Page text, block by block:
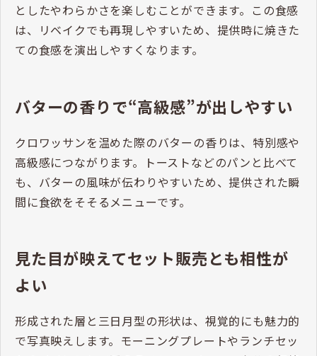
としたやわらかさを楽しむことができます。この食感
は、リベイクでも再現しやすいため、提供時に焼きた
ての食感を演出しやすくなります。
バターの香りで“高級感”が出しやすい
クロワッサンを温めた際のバターの香りは、特別感や
高級感につながります。トーストなどのパンと比べて
も、バターの風味が伝わりやすいため、提供された瞬
間に食欲をそそるメニューです。
見た目が映えてセット販売とも相性が
よい
形成された層と三日月型の形状は、視覚的にも魅力的
で写真映えします。モーニングプレートやランチセッ